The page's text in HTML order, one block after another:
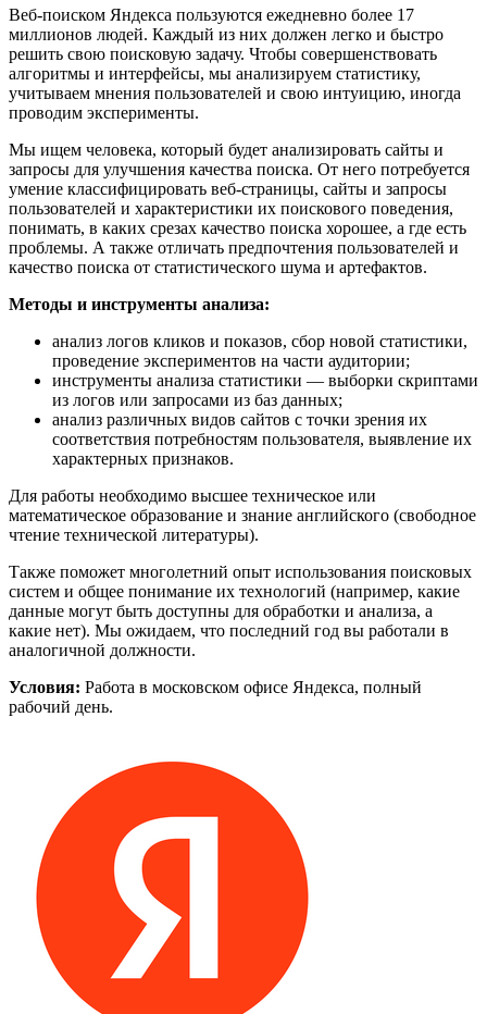
Веб-поиском Яндекса пользуются ежедневно более 17
миллионов людей. Каждый из них должен легко и быстро
решить свою поисковую задачу. Чтобы совершенствовать
алгоритмы и интерфейсы, мы анализируем статистику,
учитываем мнения пользователей и свою интуицию, иногда
проводим эксперименты.
Мы ищем человека, который будет анализировать сайты и
запросы для улучшения качества поиска. От него потребуется
умение классифицировать веб-страницы, сайты и запросы
пользователей и характеристики их поискового поведения,
понимать, в каких срезах качество поиска хорошее, а где есть
проблемы. А также отличать предпочтения пользователей и
качество поиска от статистического шума и артефактов.
Методы и инструменты анализа:
анализ логов кликов и показов, сбор новой статистики,
проведение экспериментов на части аудитории;
инструменты анализа статистики — выборки скриптами
из логов или запросами из баз данных;
анализ различных видов сайтов с точки зрения их
соответствия потребностям пользователя, выявление их
характерных признаков.
Для работы необходимо высшее техническое или
математическое образование и знание английского (свободное
чтение технической литературы).
Также поможет многолетний опыт использования поисковых
систем и общее понимание их технологий (например, какие
данные могут быть доступны для обработки и анализа, а
какие нет). Мы ожидаем, что последний год вы работали в
аналогичной должности.
Условия: Работа в московском офисе Яндекса, полный
рабочий день.